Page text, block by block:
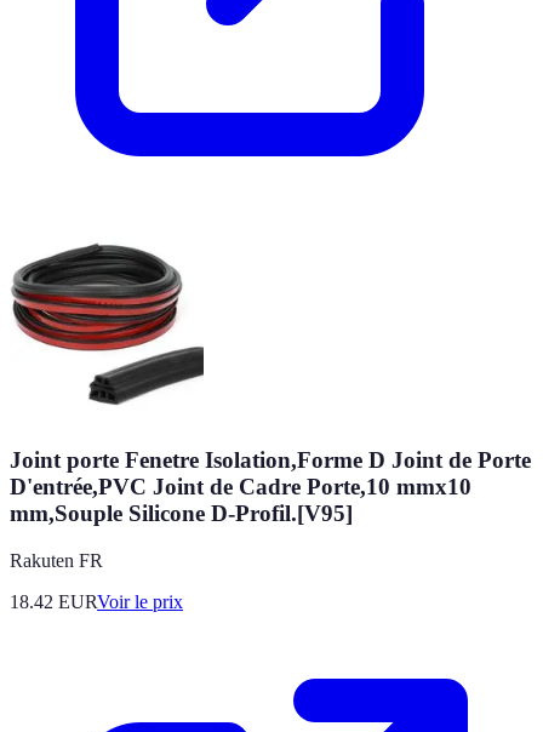
Joint porte Fenetre Isolation,Forme D Joint de Porte
D'entrée,PVC Joint de Cadre Porte,10 mmx10
mm,Souple Silicone D-Profil.[V95]
Rakuten FR
18.42 EURVoir le prix